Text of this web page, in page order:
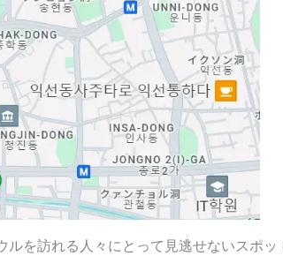
を訪れる人々にとって見逃せないスポ